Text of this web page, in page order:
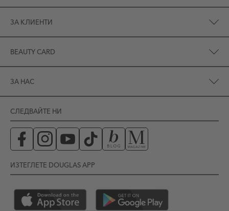
ЗА КЛИЕНТИ
BEAUTY CARD
ЗА НАС
СЛЕДВАЙТЕ НИ
ИЗТЕГЛЕТЕ DOUGLAS APP